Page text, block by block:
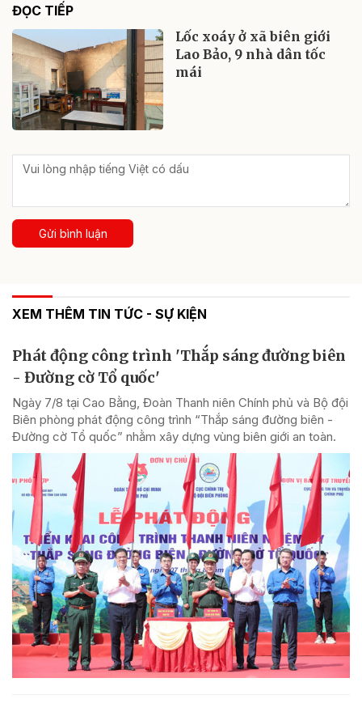
ĐỌC TIẾP
Lốc xoáy ở xã biên giới
Lao Bảo, 9 nhà dân tốc
mái
Gửi bình luận
XEM THÊM TIN TỨC - SỰ KIỆN
Phát động công trình 'Thắp sáng đường biên
- Đường cờ Tổ quốc'
Ngày 7/8 tại Cao Bằng, Đoàn Thanh niên Chính phủ và Bộ đội
Biên phòng phát động công trình “Thắp sáng đường biên -
Đường cờ Tổ quốc” nhằm xây dựng vùng biên giới an toàn.